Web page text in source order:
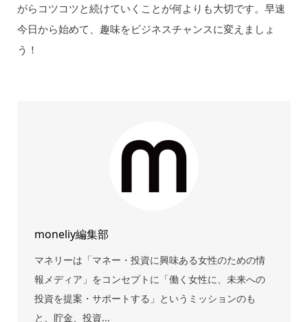
がらコツコツと続けていくことが何よりも大切です。早速
今日から始めて、趣味をビジネスチャンスに変えましょ
う！
moneliy編集部
マネリーは「マネー・投資に興味ある女性のための情
報メディア」をコンセプトに「働く女性に、未来への
投資を提案・サポートする」というミッションのも
と、貯金、投資...